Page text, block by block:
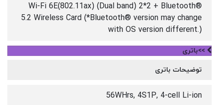
Wi-Fi 6E(802.11ax) (Dual band) 2*2 + Bluetooth®
5.2 Wireless Card (*Bluetooth® version may change
with OS version different.)
>>باتری
توضیحات باتری
56WHrs, 4S1P, 4-cell Li-ion